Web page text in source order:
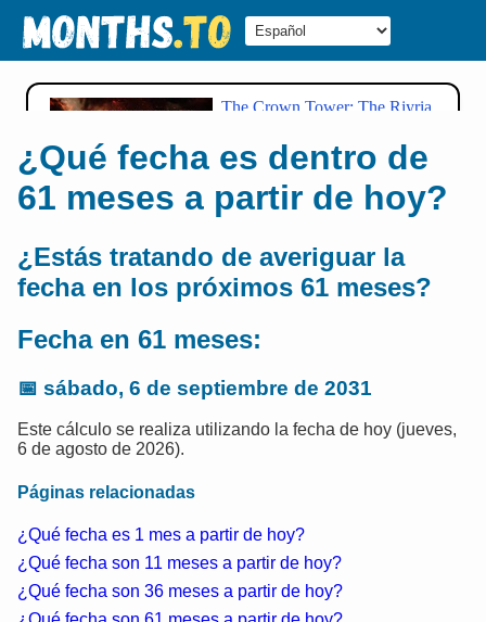
¿Qué fecha es dentro de
61 meses a partir de hoy?
¿Estás tratando de averiguar la
fecha en los próximos 61 meses?
Fecha en 61 meses:
📅 sábado, 6 de septiembre de 2031
Este cálculo se realiza utilizando la fecha de hoy (jueves,
6 de agosto de 2026).
Páginas relacionadas
¿Qué fecha es 1 mes a partir de hoy?
¿Qué fecha son 11 meses a partir de hoy?
¿Qué fecha son 36 meses a partir de hoy?